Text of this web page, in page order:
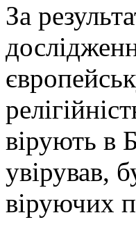
За
вірують в
увірував,
віруючих